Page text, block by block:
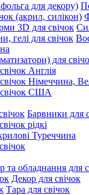
Англія
Німеччина,
США
Барвники для
рідкі
Туреччина
Декор для свічок
Тара для свічок